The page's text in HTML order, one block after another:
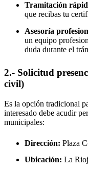
Tramitación
que recibas tu
Asesoría
un equipo
duda durante el
2.- Solicitud
civil)
Es la opción tradicional
interesado debe acudir
municipales:
Dirección: Plaza
Ubicación: La